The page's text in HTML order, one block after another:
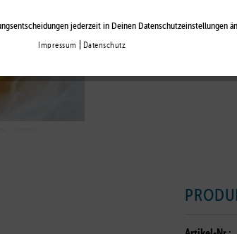
jederzeit in Deinen Datenschutzeinstellungen
Impressum Datenschutz